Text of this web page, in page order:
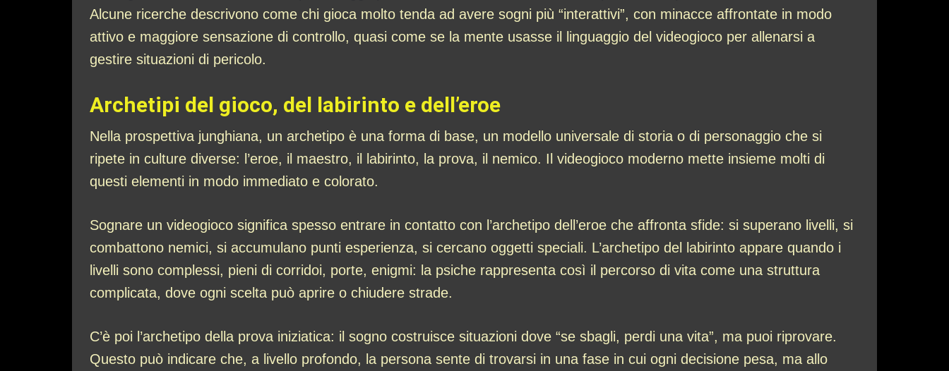
Alcune ricerche descrivono come chi gioca molto tenda ad avere sogni più “interattivi”, con minacce affrontate in modo
attivo e maggiore sensazione di controllo, quasi come se la mente usasse il linguaggio del videogioco per allenarsi a
gestire situazioni di pericolo.
Archetipi del gioco, del labirinto e dell’eroe
Nella prospettiva junghiana, un archetipo è una forma di base, un modello universale di storia o di personaggio che si
ripete in culture diverse: l’eroe, il maestro, il labirinto, la prova, il nemico. Il videogioco moderno mette insieme molti di
questi elementi in modo immediato e colorato.
Sognare un videogioco significa spesso entrare in contatto con l’archetipo dell’eroe che affronta sfide: si superano livelli, si
combattono nemici, si accumulano punti esperienza, si cercano oggetti speciali. L’archetipo del labirinto appare quando i
livelli sono complessi, pieni di corridoi, porte, enigmi: la psiche rappresenta così il percorso di vita come una struttura
complicata, dove ogni scelta può aprire o chiudere strade.
C’è poi l’archetipo della prova iniziatica: il sogno costruisce situazioni dove “se sbagli, perdi una vita”, ma puoi riprovare.
Questo può indicare che, a livello profondo, la persona sente di trovarsi in una fase in cui ogni decisione pesa, ma allo